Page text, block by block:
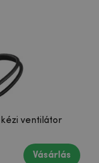
kézi ventilátor
Vásárlás